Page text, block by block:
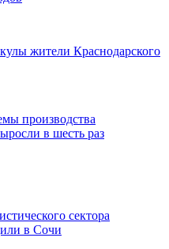
жители Краснодарского
производства
в шесть раз
сектора
в Сочи